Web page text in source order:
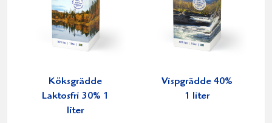
Köksgrädde
Laktosfri 30% 1
liter
Vispgrädde 40%
1 liter